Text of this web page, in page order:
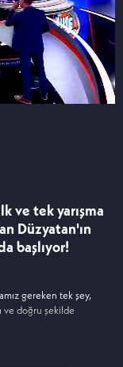
ve tek yarışma
Düzyatan'ın
başlıyor!
gereken tek şey,
ve doğru şekilde